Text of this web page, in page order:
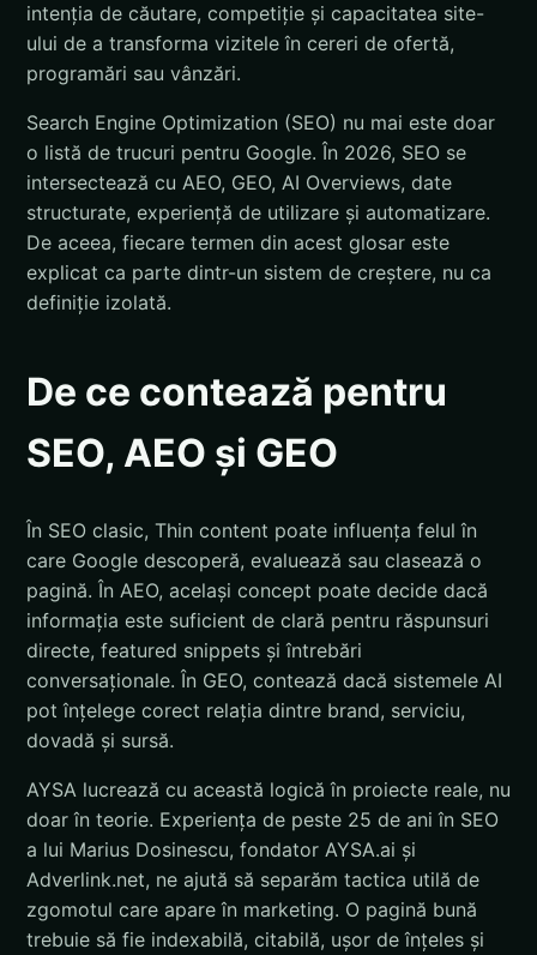
intenția de căutare, competiție și capacitatea site-
ului de a transforma vizitele în cereri de ofertă,
programări sau vânzări.
Search Engine Optimization (SEO) nu mai este doar
o listă de trucuri pentru Google. În 2026, SEO se
intersectează cu AEO, GEO, AI Overviews, date
structurate, experiență de utilizare și automatizare.
De aceea, fiecare termen din acest glosar este
explicat ca parte dintr-un sistem de creștere, nu ca
definiție izolată.
De ce contează pentru
SEO, AEO și GEO
În SEO clasic, Thin content poate influența felul în
care Google descoperă, evaluează sau clasează o
pagină. În AEO, același concept poate decide dacă
informația este suficient de clară pentru răspunsuri
directe, featured snippets și întrebări
conversaționale. În GEO, contează dacă sistemele AI
pot înțelege corect relația dintre brand, serviciu,
dovadă și sursă.
AYSA lucrează cu această logică în proiecte reale, nu
doar în teorie. Experiența de peste 25 de ani în SEO
a lui Marius Dosinescu, fondator AYSA.ai și
Adverlink.net, ne ajută să separăm tactica utilă de
zgomotul care apare în marketing. O pagină bună
trebuie să fie indexabilă, citabilă, ușor de înțeles și